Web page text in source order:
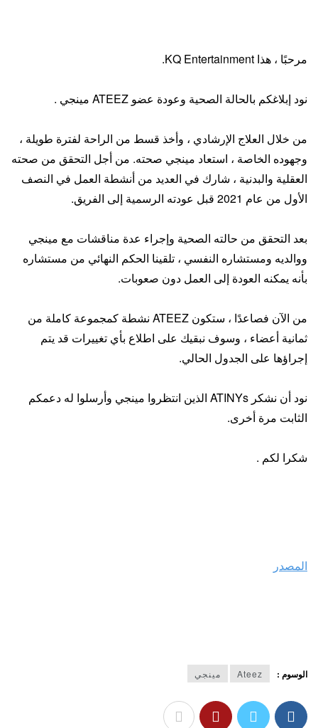
مرحبًا ، هذا KQ Entertainment.
نود إبلاغكم بالحالة الصحية وعودة عضو ATEEZ مينجي .
من خلال العلاج الإرشادي ، وأخذ قسط من الراحة لفترة طويلة ،
وجهوده الخاصة ، استعاد مينجي صحته. من أجل التحقق من صحته
العقلية والبدنية ، شارك في العديد من أنشطة العمل في النصف
الأول من عام 2021 قبل عودته الرسمية إلى الفريق.
بعد التحقق من حالته الصحية وإجراء عدة مناقشات مع مينجي
ووالديه ومستشاره النفسي ، تلقينا الحكم النهائي من مستشاره
بأنه يمكنه العودة إلى العمل دون صعوبات.
من الآن فصاعدًا ، ستكون ATEEZ نشطة كمجموعة كاملة من
ثمانية أعضاء ، وسوف نبقيك على اطلاع بأي تغييرات قد يتم
إجراؤها على الجدول الحالي.
نود أن نشكر ATINYs الذين انتظروا مينجي وأرسلوا له دعمكم
الثابت مرة أخرى.
شكرا لكم .
المصدر
الوسوم : Ateez مينجي